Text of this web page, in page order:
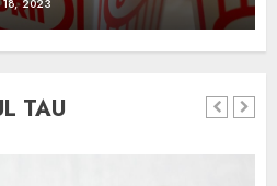
18, 2023
TAU